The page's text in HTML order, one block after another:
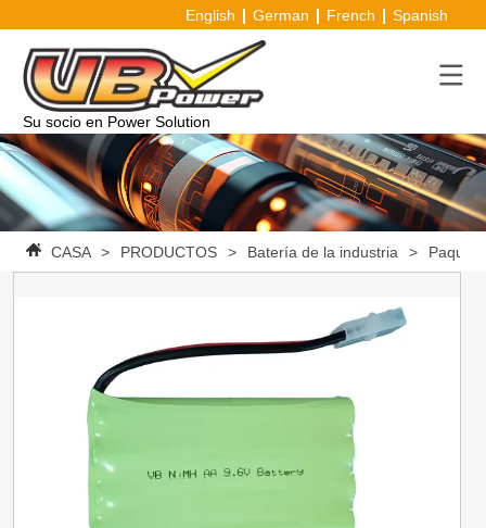
English German French Spanish
Su socio en Power Solution
CASA > PRODUCTOS > Batería de la industria >